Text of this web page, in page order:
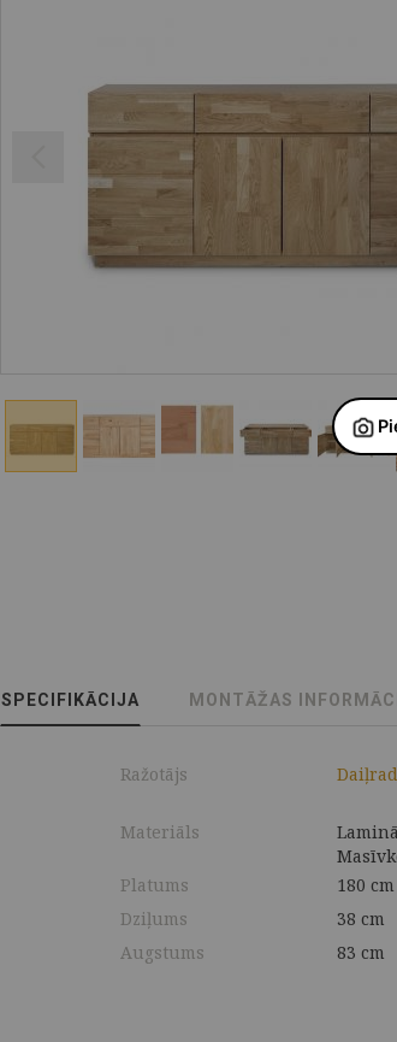
SPECIFIKĀCIJA MONTĀŽAS
Ražotājs
Materiāls
Platums
180 cm
Dziļums
38 cm
Augstums
83 cm